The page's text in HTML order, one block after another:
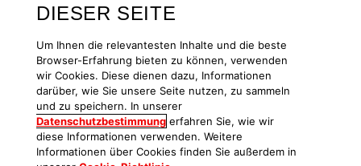
Ihre Datenschutzeinstellungen NutzungsbedingungenBarrierefrei
DIESER SEITE
Um Ihnen die relevantesten Inhalte und die beste
Browser-Erfahrung bieten zu können, verwenden
wir Cookies. Diese dienen dazu, Informationen
darüber, wie Sie unsere Seite nutzen, zu sammeln
und zu speichern. In unserer
Datenschutzbestimmung erfahren Sie, wie wir
diese Informationen verwenden. Weitere
Informationen über Cookies finden Sie außerdem in